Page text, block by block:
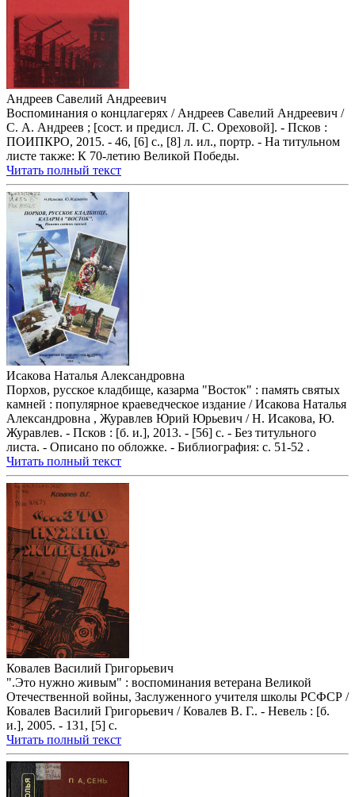
Андреев Савелий Андреевич
Воспоминания о концлагерях / Андреев Савелий Андреевич /
С. А. Андреев ; [сост. и предисл. Л. С. Ореховой]. - Псков :
ПОИПКРО, 2015. - 46, [6] с., [8] л. ил., портр. - На титульном
листе также: К 70-летию Великой Победы.
Читать полный текст
Исакова Наталья Александровна
Порхов, русское кладбище, казарма "Восток" : память святых
камней : популярное краеведческое издание / Исакова Наталья
Александровна , Журавлев Юрий Юрьевич / Н. Исакова, Ю.
Журавлев. - Псков : [б. и.], 2013. - [56] с. - Без титульного
листа. - Описано по обложке. - Библиография: с. 51-52 .
Читать полный текст
Ковалев Василий Григорьевич
".Это нужно живым" : воспоминания ветерана Великой
Отечественной войны, Заслуженного учителя школы РСФСР /
Ковалев Василий Григорьевич / Ковалев В. Г.. - Невель : [б.
и.], 2005. - 131, [5] с.
Читать полный текст